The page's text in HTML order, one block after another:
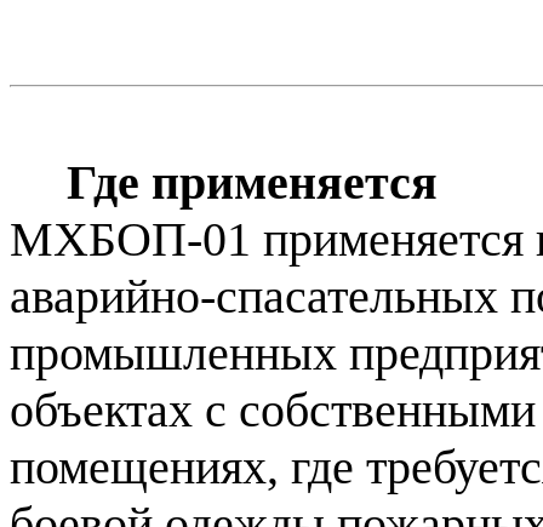
Где применяется
МХБОП-01 применяется
аварийно-спасательных
промышленных
объектах с
помещениях, где